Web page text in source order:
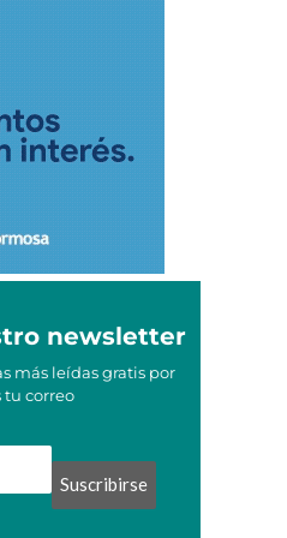
newsletter
más leídas gratis por
tu correo
Suscribirse